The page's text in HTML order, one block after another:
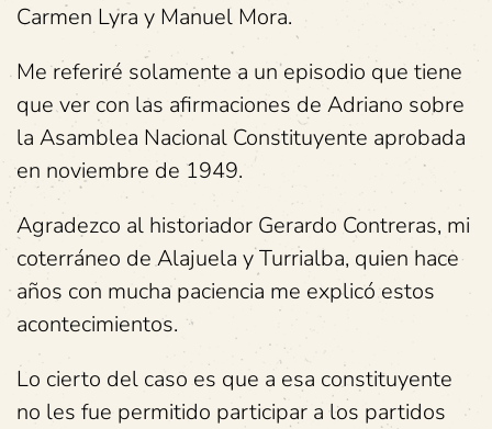
Carmen Lyra y Manuel Mora.
Me referiré solamente a un episodio que tiene
que ver con las afirmaciones de Adriano sobre
la Asamblea Nacional Constituyente aprobada
en noviembre de 1949.
Agradezco al historiador Gerardo Contreras, mi
coterráneo de Alajuela y Turrialba, quien hace
años con mucha paciencia me explicó estos
acontecimientos.
Lo cierto del caso es que a esa constituyente
no les fue permitido participar a los partidos